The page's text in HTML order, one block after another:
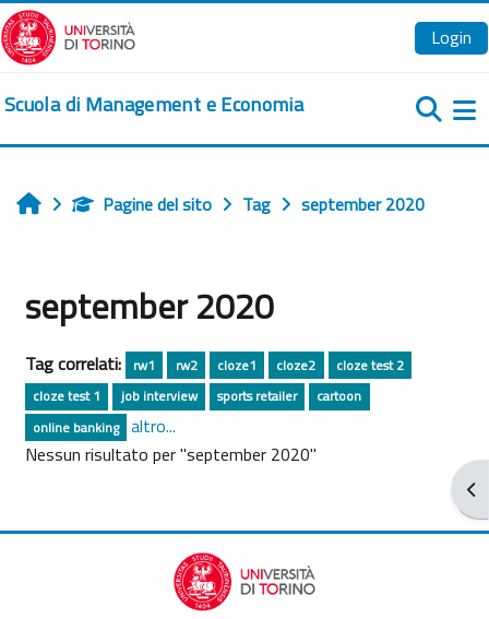
Vai al contenuto principale
Login
Scuola di Management e Economia
HomePagine del sito Tag september 2020
september 2020
Tag correlati: rw1 rw2 cloze1 cloze2
cloze test 2
cloze test 1
job interview sports retailer
cartoon
online banking altro...
Nessun risultato per "september 2020"